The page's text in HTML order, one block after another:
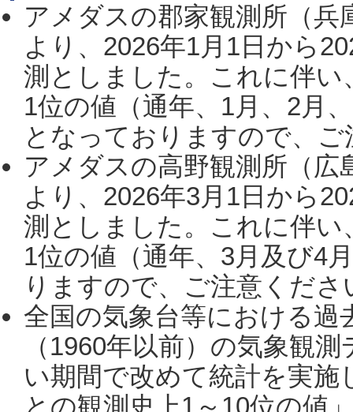
アメダスの郡家観測所（
より、2026年1月1日から
測としました。これに伴い
1位の値（通年、1月、2月
となっておりますので、
アメダスの高野観測所（
より、2026年3月1日から
測としました。これに伴い
1位の値（通年、3月及び4
りますので、ご注意くだ
全国の気象台等における過
（1960年以前）の気象観
い期間で改めて統計を実
との観測史上1～10位の値